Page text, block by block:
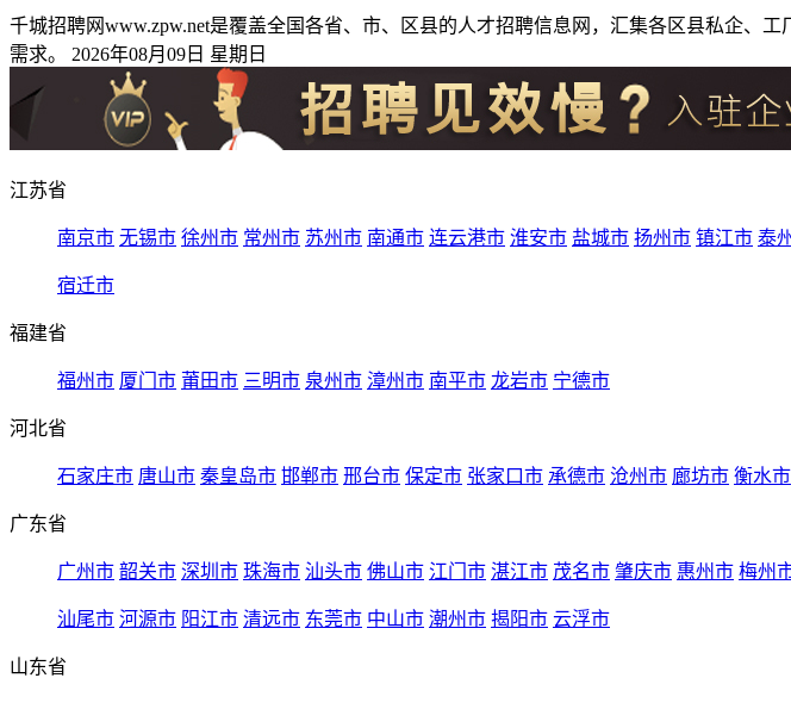
千城招聘网www.zpw.net是覆盖全国各省、市、区县的人才招聘信息网，汇集各区县私企、
需求。 2026年08月09日 星期日
江苏省
南京市 无锡市 徐州市 常州市 苏州市 南通市 连云港市 淮安市 盐城市 扬州市 镇江市 泰
宿迁市
福建省
福州市 厦门市 莆田市 三明市 泉州市 漳州市 南平市 龙岩市 宁德市
河北省
石家庄市 唐山市 秦皇岛市 邯郸市 邢台市 保定市 张家口市 承德市 沧州市 廊坊市 衡水市
广东省
广州市 韶关市 深圳市 珠海市 汕头市 佛山市 江门市 湛江市 茂名市 肇庆市 惠州市 梅州
汕尾市 河源市 阳江市 清远市 东莞市 中山市 潮州市 揭阳市 云浮市
山东省